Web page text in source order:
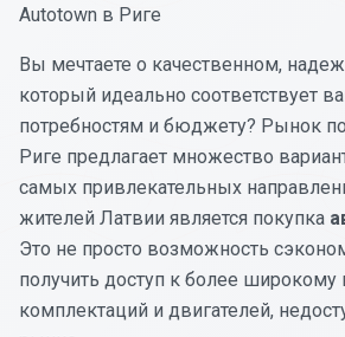
Autotown в Риге
Вы мечтаете о качественном,
который идеально соответствует
потребностям и бюджету? Рынок
Риге предлагает множество
самых привлекательных
жителей Латвии является покупка
Это не просто возможность
получить доступ к более
комплектаций и двигателей,